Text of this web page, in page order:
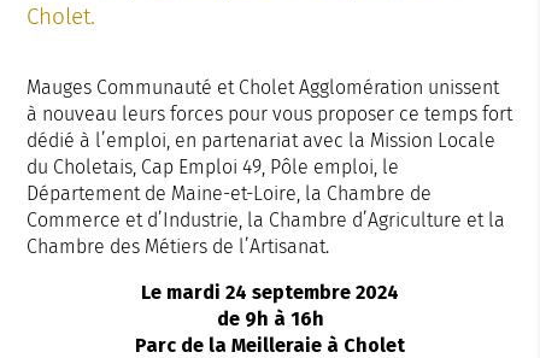
Cholet.
Mauges Communauté et Cholet Agglomération unissent
à nouveau leurs forces pour vous proposer ce temps fort
dédié à l’emploi, en partenariat avec la Mission Locale
du Choletais, Cap Emploi 49, Pôle emploi, le
Département de Maine-et-Loire, la Chambre de
Commerce et d’Industrie, la Chambre d’Agriculture et la
Chambre des Métiers de l’Artisanat.
Le mardi 24 septembre 2024
de 9h à 16h
Parc de la Meilleraie à Cholet